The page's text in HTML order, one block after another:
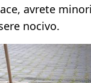
avrete
nocivo.